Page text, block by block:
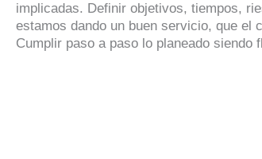
implicadas. Definir objetivos, tiempos,
estamos dando un buen servicio, que el
Cumplir paso a paso lo planeado siendo